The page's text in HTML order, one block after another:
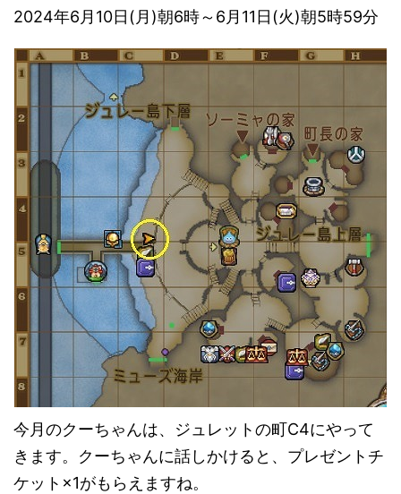
2024年6月10日(月)朝6時～6月11日(火)朝5時59分
今月のクーちゃんは、ジュレットの町C4にやって
きます。クーちゃんに話しかけると、プレゼントチ
ケット×1がもらえますね。